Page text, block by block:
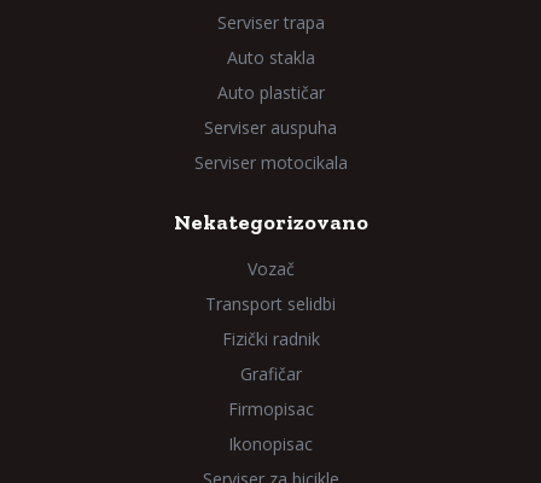
Serviser trapa
Auto stakla
Auto plastičar
Serviser auspuha
Serviser motocikala
Nekategorizovano
Vozač
Transport selidbi
Fizički radnik
Grafičar
Firmopisac
Ikonopisac